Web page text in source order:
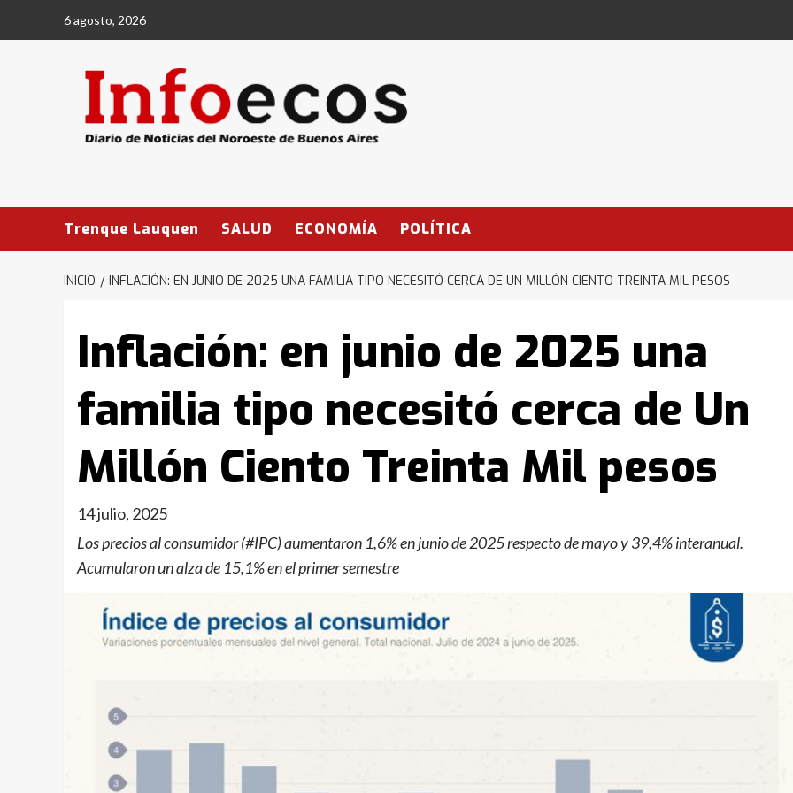
6 agosto, 2026
Trenque Lauquen SALUD ECONOMÍA POLÍTICA
INICIO INFLACIÓN: EN JUNIO DE 2025 UNA FAMILIA TIPO NECESITÓ CERCA DE UN MILLÓN CIENTO TREINTA MIL PESOS
Inflación: en junio de 2025 una
familia tipo necesitó cerca de Un
Millón Ciento Treinta Mil pesos
14 julio, 2025
Los precios al consumidor (#IPC) aumentaron 1,6% en junio de 2025 respecto de mayo y 39,4% interanual.
Acumularon un alza de 15,1% en el primer semestre